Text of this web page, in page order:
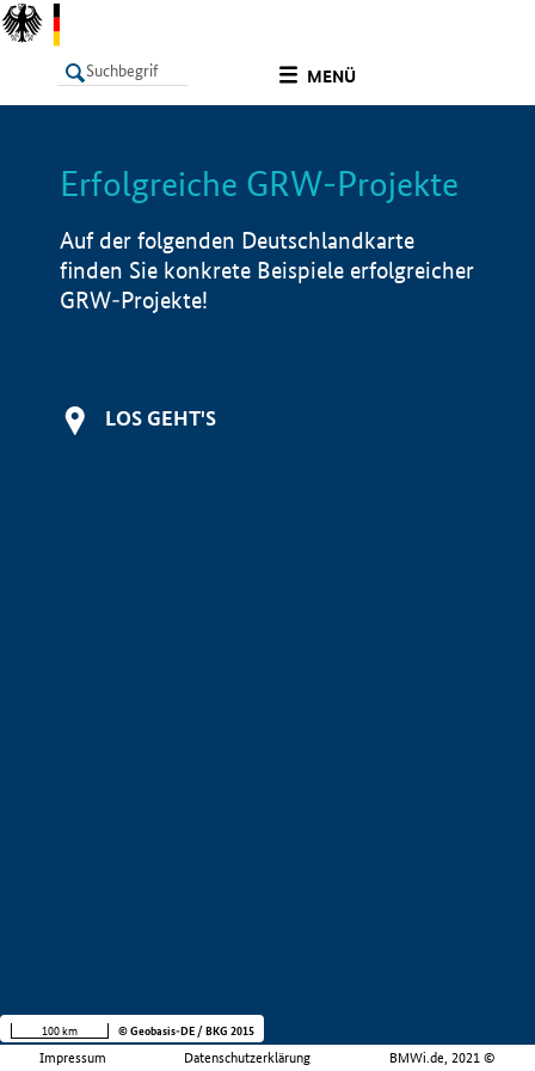
MENÜ
LISTE Info
Erfolgreiche GRW-Projekte
Auf der folgenden Deutschlandkarte
finden Sie konkrete Beispiele erfolgreicher
GRW-Projekte!
LOS GEHT'S
Impressum Datenschutzerklärung BMWi.de, 2021 ©
100 km © Geobasis-DE / BKG 2015